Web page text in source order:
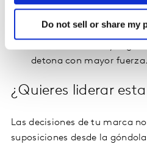
Do not sell or share my
Segmentar shoppers
más y usan más.
detona con mayor fuerza.
¿Quieres liderar
Las decisiones de tu marca
suposiciones desde la